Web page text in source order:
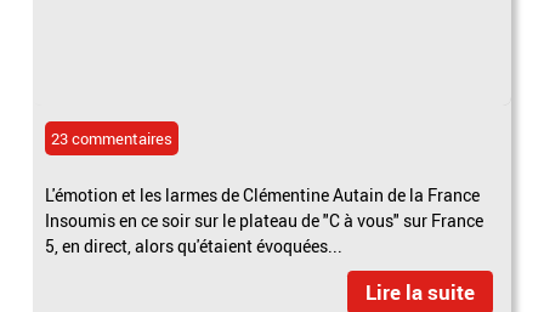
23 commentaires
L'émotion et les larmes de Clémentine Autain de la France
Insoumis en ce soir sur le plateau de "C à vous" sur France
5, en direct, alors qu'étaient évoquées...
Lire la suite